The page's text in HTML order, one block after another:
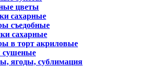
цветы
сахарные
съедобные
сахарные
в торт акриловые
сушеные
ягоды, сублимация